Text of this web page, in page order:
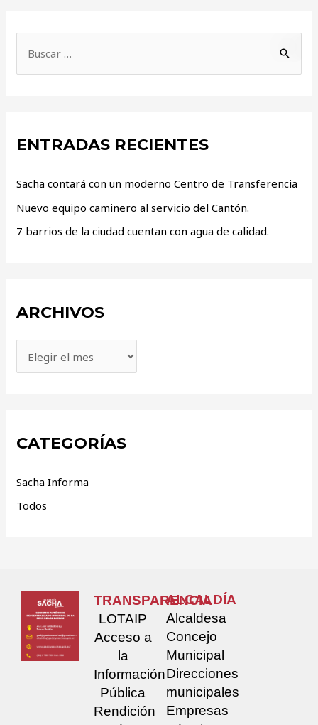
ENTRADAS RECIENTES
Sacha contará con un moderno Centro de Transferencia
Nuevo equipo caminero al servicio del Cantón.
7 barrios de la ciudad cuentan con agua de calidad.
ARCHIVOS
CATEGORÍAS
Sacha Informa
Todos
TRANSPARENCIA
LOTAIP
Acceso a
la
Información
Pública
Rendición
ALCALDÍA
Alcaldesa
Concejo
Municipal
Direcciones
municipales
Empresas